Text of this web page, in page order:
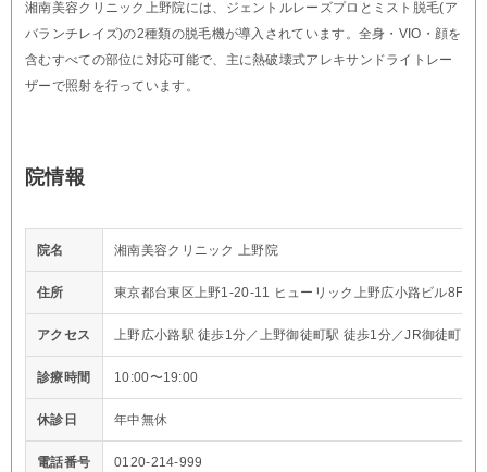
湘南美容クリニック上野院には、ジェントルレーズプロとミスト脱毛(ア
バランチレイズ)の2種類の脱毛機が導入されています。全身・VIO・顔を
含むすべての部位に対応可能で、主に熱破壊式アレキサンドライトレー
ザーで照射を行っています。
院情報
院名 湘南美容クリニック 上野院
住所 東京都台東区上野1-20-11 ヒューリック上野広小路ビル8F
アクセス 上野広小路駅 徒歩1分／上野御徒町駅 徒歩1分／JR御徒町駅
診療時間 10:00〜19:00
休診日 年中無休
電話番号 0120-214-999